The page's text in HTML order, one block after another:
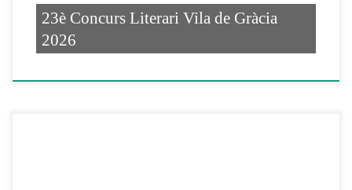
23è Concurs Literari Vila de Gràcia
2026